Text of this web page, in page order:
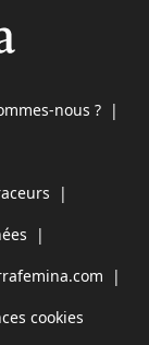
nous ? |
|
|
|
cookies